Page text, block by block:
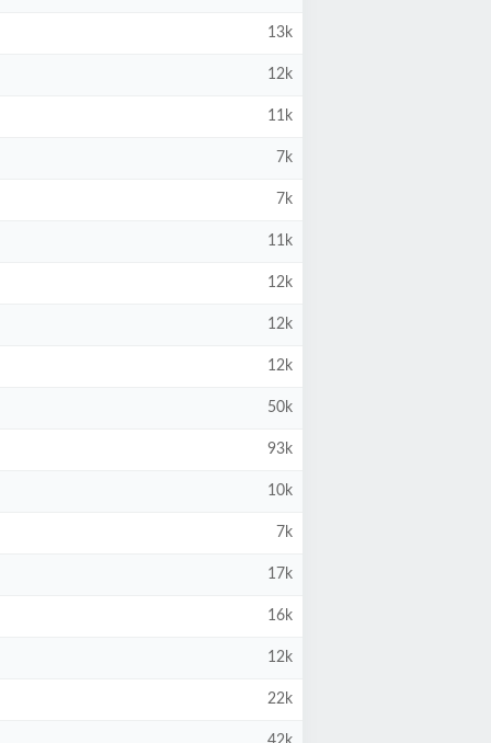
13k
12k
11k
7k
7k
11k
12k
12k
12k
50k
93k
10k
7k
17k
16k
12k
22k